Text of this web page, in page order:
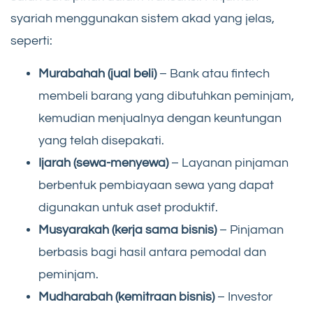
syariah menggunakan sistem akad yang jelas,
seperti:
Murabahah (jual beli)– Bank atau fintech
membeli barang yang dibutuhkan peminjam,
kemudian menjualnya dengan keuntungan
yang telah disepakati.
Ijarah (sewa-menyewa)– Layanan pinjaman
berbentuk pembiayaan sewa yang dapat
digunakan untuk aset produktif.
Musyarakah (kerja sama bisnis)– Pinjaman
berbasis bagi hasil antara pemodal dan
peminjam.
Mudharabah (kemitraan bisnis)– Investor